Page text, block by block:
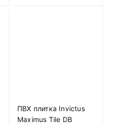
ПВХ плитка Invictus
Maximus Tile DB